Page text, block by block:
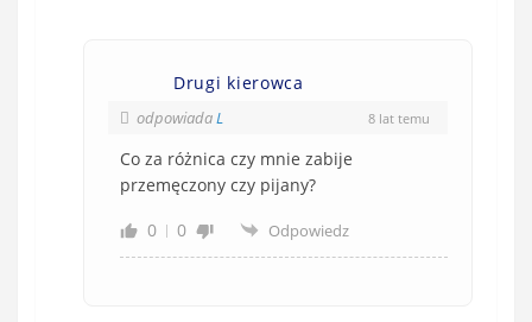
Drugi kierowca
odpowiadaL 8 lat temu
Co za różnica czy mnie zabije
przemęczony czy pijany?
0
0 Odpowiedz